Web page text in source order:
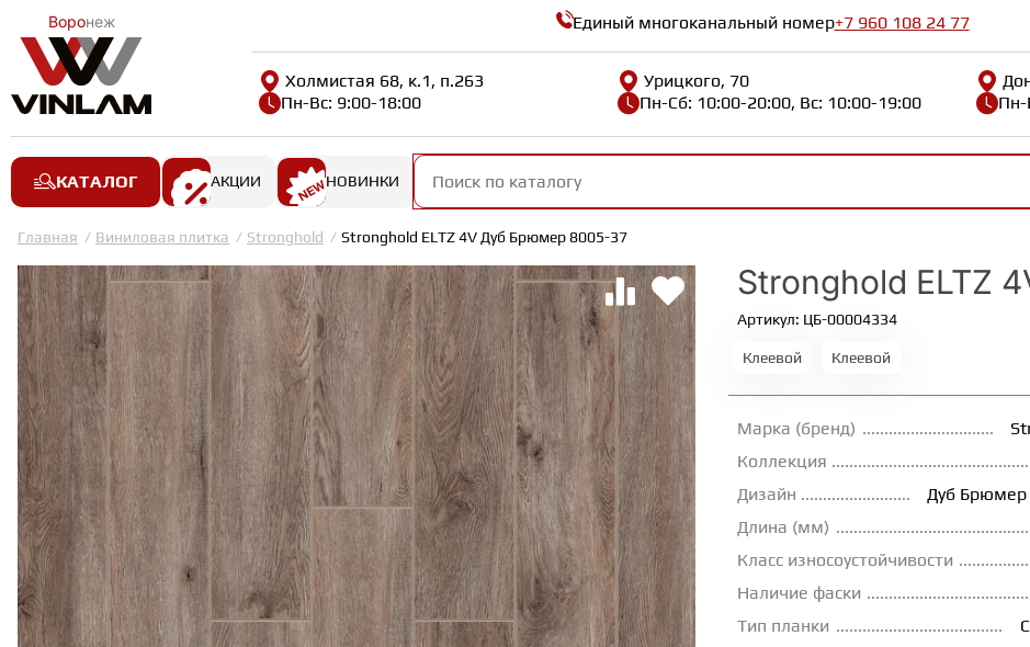
Воронеж Единый многоканальный номер+7 960 108 24 77
Холмистая 68, к.1, п.263
Пн-Вс: 9:00-18:00
Урицкого, 70
Пн-Сб: 10:00-20:00, Вс: 10:00-19:00
Пн-
КАТАЛОГ АКЦИИ НОВИНКИ
Главная Виниловая плитка Stronghold Stronghold ELTZ 4V Дуб Брюмер 8005-37
Stronghold ELTZ
Артикул: ЦБ-00004334
Клеевой Клеевой
Марка (бренд)
Коллекция
Дизайн
Дуб Брюмер
Длина (мм)
Класс износоустойчивости
Наличие фаски
Тип планки